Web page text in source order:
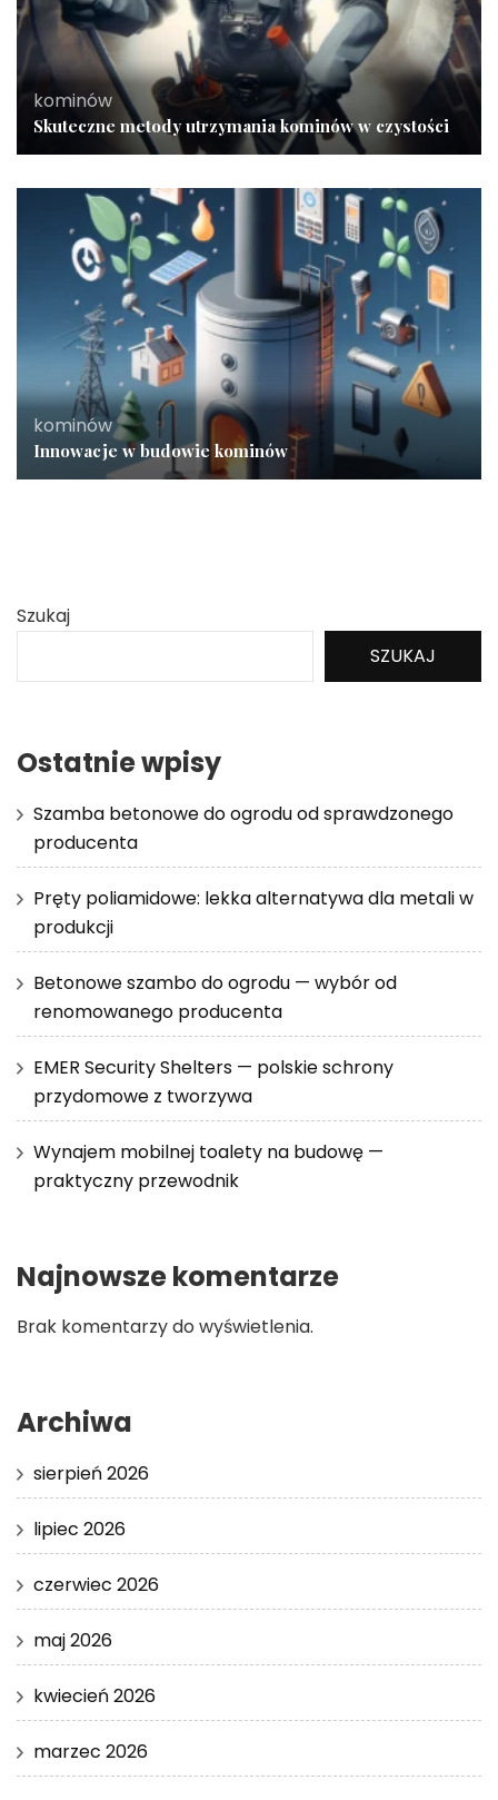
kominów
Skuteczne metody utrzymania kominów w czystości
kominów
Innowacje w budowie kominów
Szukaj
SZUKAJ
Ostatnie wpisy
Szamba betonowe do ogrodu od sprawdzonego
producenta
Pręty poliamidowe: lekka alternatywa dla metali w
produkcji
Betonowe szambo do ogrodu — wybór od
renomowanego producenta
EMER Security Shelters — polskie schrony
przydomowe z tworzywa
Wynajem mobilnej toalety na budowę —
praktyczny przewodnik
Najnowsze komentarze
Brak komentarzy do wyświetlenia.
Archiwa
sierpień 2026
lipiec 2026
czerwiec 2026
maj 2026
kwiecień 2026
marzec 2026